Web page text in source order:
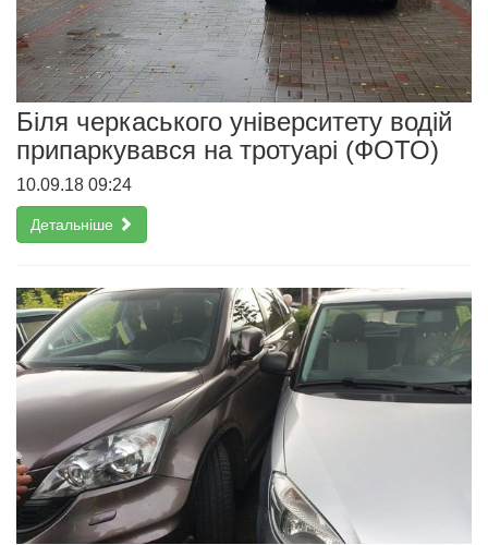
Біля черкаського університету водій
припаркувався на тротуарі (ФОТО)
10.09.18 09:24
Детальніше